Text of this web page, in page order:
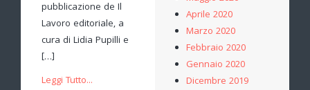
pubblicazione de Il
Lavoro editoriale, a
cura di Lidia Pupilli e
[…]
Leggi Tutto...
Aprile 2020
Marzo 2020
Febbraio 2020
Gennaio 2020
Dicembre 2019